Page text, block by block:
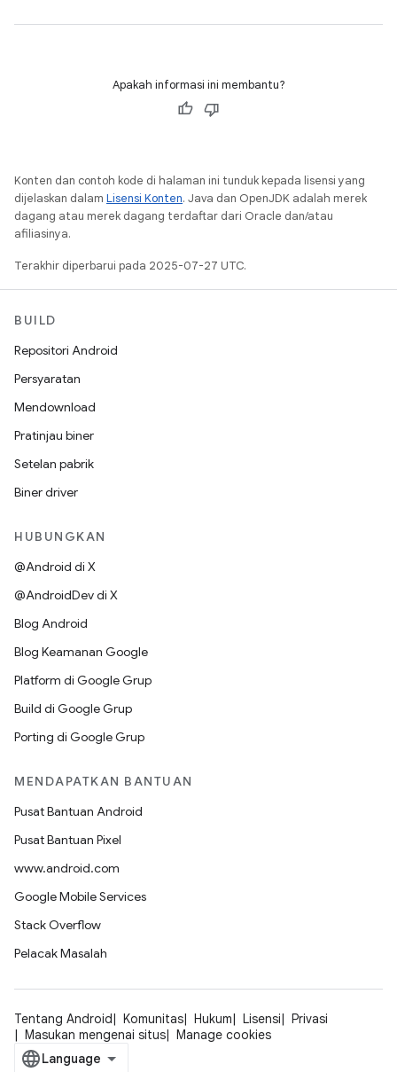
Apakah informasi ini membantu?
Konten dan contoh kode di halaman ini tunduk kepada lisensi yang
dijelaskan dalam Lisensi Konten. Java dan OpenJDK adalah merek
dagang atau merek dagang terdaftar dari Oracle dan/atau
afiliasinya.
Terakhir diperbarui pada 2025-07-27 UTC.
BUILD
Repositori Android
Persyaratan
Mendownload
Pratinjau biner
Setelan pabrik
Biner driver
HUBUNGKAN
@Android di X
@AndroidDev di X
Blog Android
Blog Keamanan Google
Platform di Google Grup
Build di Google Grup
Porting di Google Grup
MENDAPATKAN BANTUAN
Pusat Bantuan Android
Pusat Bantuan Pixel
www.android.com
Google Mobile Services
Stack Overflow
Pelacak Masalah
Tentang Android Komunitas Hukum Lisensi
Privasi
Masukan mengenai situs
Manage cookies